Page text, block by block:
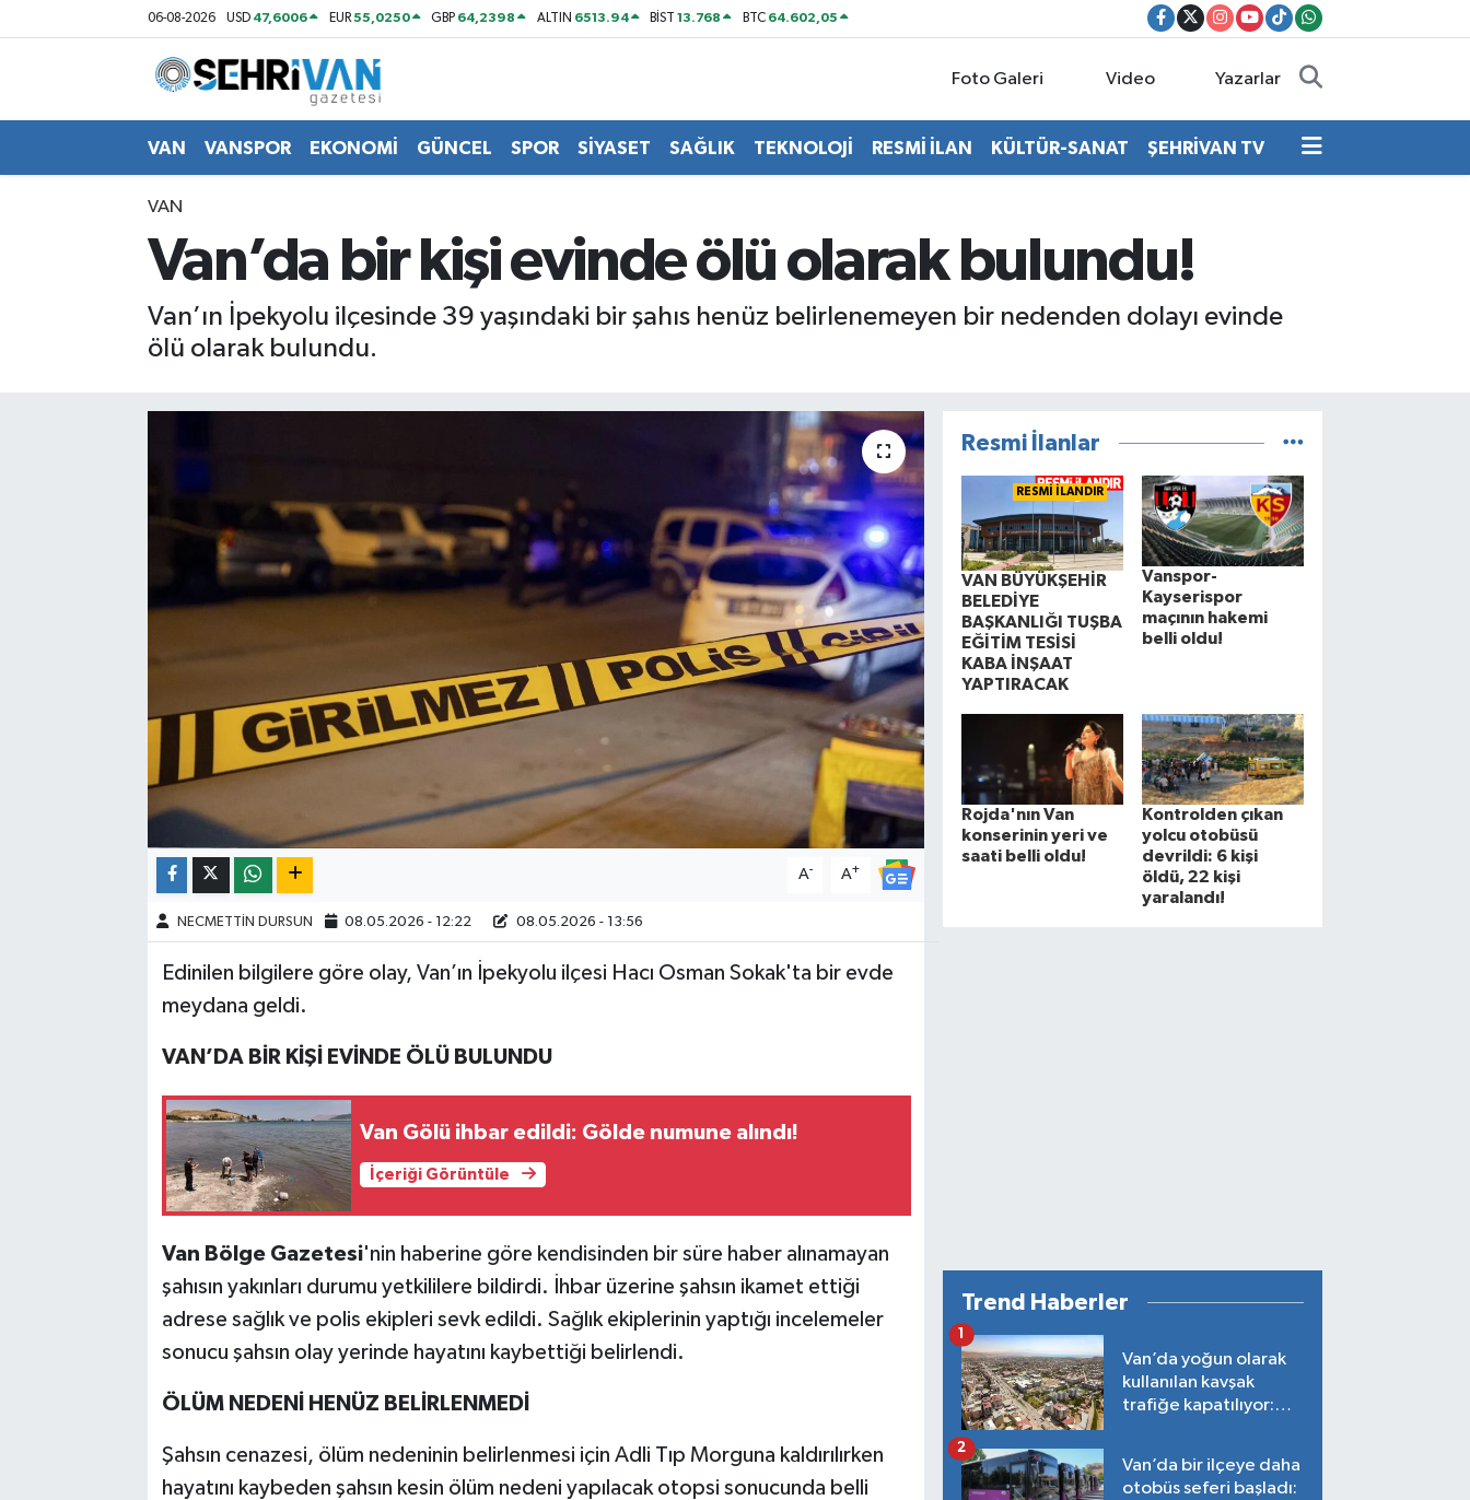
06-08-2026 USD 47,6006 EUR55,0250 GBP 64,2398 ALTIN 6513.94 BİST13.768 BTC 64.602,05
Foto Galeri Video Yazarlar
VAN VANSPOR EKONOMİ GÜNCEL SPOR SİYASET SAĞLIK TEKNOLOJİ RESMİ İLAN KÜLTÜR-SANAT ŞEHRİVAN TV
VAN
Van’da bir kişi evinde ölü olarak bulundu!
Van’ın İpekyolu ilçesinde 39 yaşındaki bir şahıs henüz belirlenemeyen bir nedenden dolayı evinde
ölü olarak bulundu.
A- A+
NECMETTİN DURSUN 08.05.2026 - 12:22 08.05.2026 - 13:56
Edinilen bilgilere göre olay, Van’ın İpekyolu ilçesi Hacı Osman Sokak'ta bir evde
meydana geldi.
VAN’DA BİR KİŞİ EVİNDE ÖLÜ BULUNDU
Van Gölü ihbar edildi: Gölde numune alındı!
İçeriği Görüntüle
Van Bölge Gazetesi'nin haberine göre kendisinden bir süre haber alınamayan
şahısın yakınları durumu yetkililere bildirdi. İhbar üzerine şahsın ikamet ettiği
adrese sağlık ve polis ekipleri sevk edildi. Sağlık ekiplerinin yaptığı incelemeler
sonucu şahsın olay yerinde hayatını kaybettiği belirlendi.
ÖLÜM NEDENİ HENÜZ BELİRLENMEDİ
Şahsın cenazesi, ölüm nedeninin belirlenmesi için Adli Tıp Morguna kaldırılırken
hayatını kaybeden şahsın kesin ölüm nedeni yapılacak otopsi sonucunda belli
Resmi İlanlar
RESMİ İLANDIR
VAN BÜYÜKŞEHİR
BELEDİYE
BAŞKANLIĞI TUŞBA
EĞİTİM TESİSİ
KABA İNŞAAT
YAPTIRACAK
Vanspor-
Kayserispor
maçının hakemi
belli oldu!
Rojda'nın Van
konserinin yeri ve
saati belli oldu!
Kontrolden çıkan
yolcu otobüsü
devrildi: 6 kişi
öldü, 22 kişi
yaralandı!
Trend Haberler
Van’da yoğun olarak
kullanılan kavşak
trafiğe kapatılıyor:
1
Van’da bir ilçeye daha
otobüs seferi başladı:
2
Van Nöbetçi Eczaneler
Van Hava Durumu
Van Trafik Yoğunluk Haritası
Süper Lig Puan Durumu ve Fikstür
Tüm Manşetler
Son Dakika Haberleri